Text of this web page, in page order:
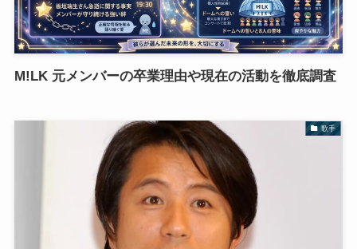
M!LK 元メンバーの卒業理由や現在の活動を徹底調査
歌手